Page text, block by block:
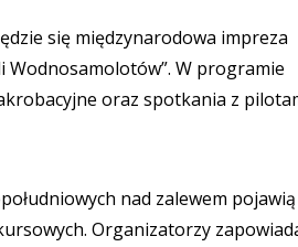
się międzynarodowa impreza
Wodnosamolotów”. W programie
oraz spotkania z
nad zalewem
Organizatorzy